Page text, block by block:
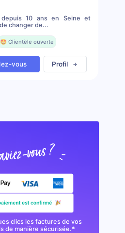
depuis 10 ans en Seine et
changer de...
🤩 Clientèle ouverte
vous Profil
clics les factures de vos
de manière sécurisée.*